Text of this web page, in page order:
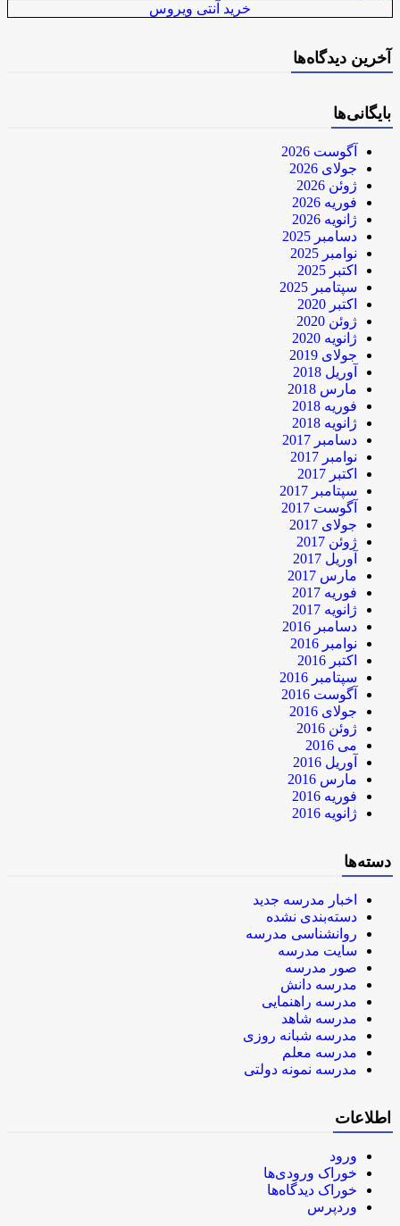
خرید آنتی ویروس
آخرین دیدگاه‌ها
بایگانی‌ها
آگوست 2026
جولای 2026
ژوئن 2026
فوریه 2026
ژانویه 2026
دسامبر 2025
نوامبر 2025
اکتبر 2025
سپتامبر 2025
اکتبر 2020
ژوئن 2020
ژانویه 2020
جولای 2019
آوریل 2018
مارس 2018
فوریه 2018
ژانویه 2018
دسامبر 2017
نوامبر 2017
اکتبر 2017
سپتامبر 2017
آگوست 2017
جولای 2017
ژوئن 2017
آوریل 2017
مارس 2017
فوریه 2017
ژانویه 2017
دسامبر 2016
نوامبر 2016
اکتبر 2016
سپتامبر 2016
آگوست 2016
جولای 2016
ژوئن 2016
می 2016
آوریل 2016
مارس 2016
فوریه 2016
ژانویه 2016
دسته‌ها
اخبار مدرسه جدید
دسته‌بندی نشده
روانشناسی مدرسه
سایت مدرسه
صور مدرسه
مدرسه دانش
مدرسه راهنمایی
مدرسه شاهد
مدرسه شبانه روزی
مدرسه معلم
مدرسه نمونه دولتی
اطلاعات
ورود
خوراک ورودی‌ها
خوراک دیدگاه‌ها
وردپرس